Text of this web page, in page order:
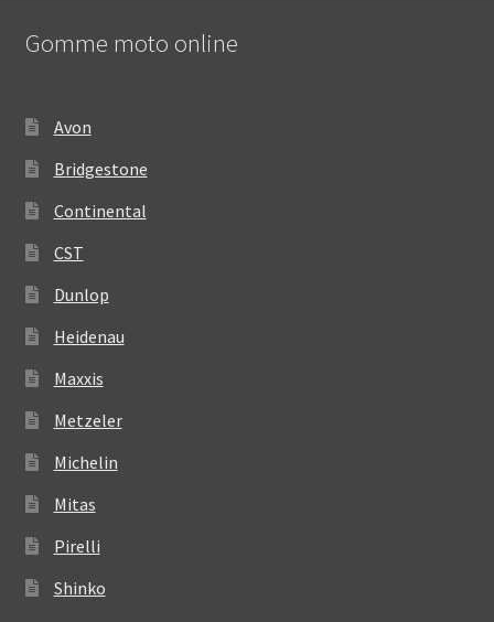
Gomme moto online
Avon
Bridgestone
Continental
CST
Dunlop
Heidenau
Maxxis
Metzeler
Michelin
Mitas
Pirelli
Shinko